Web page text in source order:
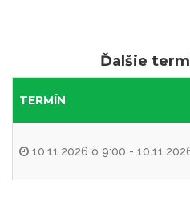
Ďalšie
TERMÍN
10.11.2026 o 9:00 -